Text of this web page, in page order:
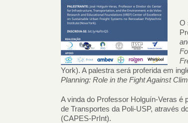
O
York). A palestra será proferida em
Planning: Role in the Fight Against
A vinda do Professor Holguín-Veras é
de Transportes da Poli-USP, através
(CAPES-PrInt).